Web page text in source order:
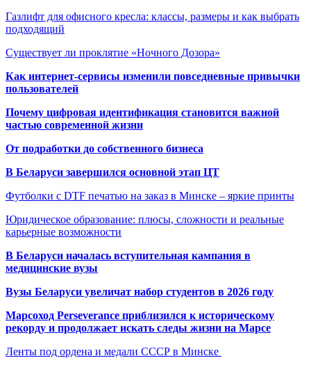
Газлифт для офисного кресла: классы, размеры и как выбрать
подходящий
Существует ли проклятие «Ночного Дозора»
Как интернет-сервисы изменили повседневные привычки
пользователей
Почему цифровая идентификация становится важной
частью современной жизни
От подработки до собственного бизнеса
В Беларуси завершился основной этап ЦТ
Футболки с DTF печатью на заказ в Минске – яркие принты
Юридическое образование: плюсы, сложности и реальные
карьерные возможности
В Беларуси началась вступительная кампания в
медицинские вузы
Вузы Беларуси увеличат набор студентов в 2026 году
Марсоход Perseverance приблизился к историческому
рекорду и продолжает искать следы жизни на Марсе
Ленты под ордена и медали СССР в Минске